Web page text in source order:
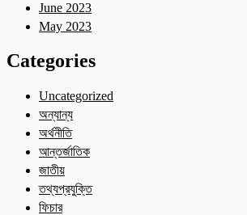
June 2023
May 2023
Categories
Uncategorized
অন্যান্য
অর্থনীতি
আন্তর্জাতিক
জাতীয়
তথ্যপ্রযুক্তি
ফিচার